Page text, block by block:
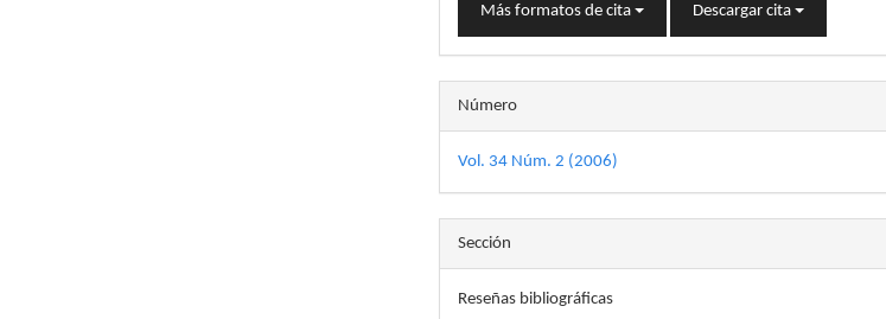
Más formatos de cita Descargar cita
Número
Vol. 34 Núm. 2 (2006)
Sección
Reseñas bibliográficas